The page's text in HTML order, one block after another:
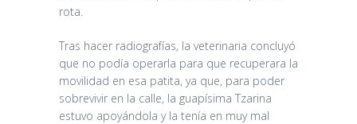
rota.
Tras hacer radiografías, la veterinaria concluyó
que no podía operarla para que recuperara la
movilidad en esa patita, ya que, para poder
sobrevivir en la calle, la guapísima Tzarina
estuvo apoyándola y la tenía en muy mal